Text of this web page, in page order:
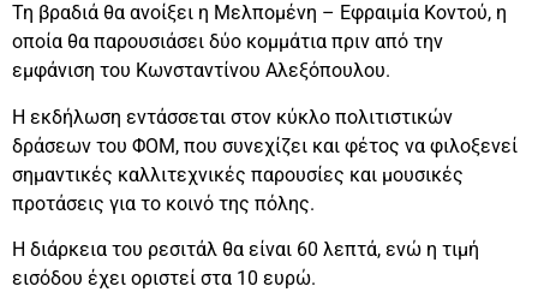
Τη βραδιά θα ανοίξει η Μελπομένη – Εφραιμία Κοντού, η
οποία θα παρουσιάσει δύο κομμάτια πριν από την
εμφάνιση του Κωνσταντίνου Αλεξόπουλου.
Η εκδήλωση εντάσσεται στον κύκλο πολιτιστικών
δράσεων του ΦΟΜ, που συνεχίζει και φέτος να φιλοξενεί
σημαντικές καλλιτεχνικές παρουσίες και μουσικές
προτάσεις για το κοινό της πόλης.
Η διάρκεια του ρεσιτάλ θα είναι 60 λεπτά, ενώ η τιμή
εισόδου έχει οριστεί στα 10 ευρώ.